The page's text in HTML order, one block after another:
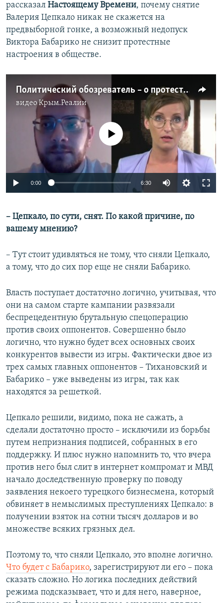
рассказал Настоящему Времени, почему снятие
Валерия Цепкало никак не скажется на
предвыборной гонке, а возможный недопуск
Виктора Бабарико не снизит протестные
настроения в обществе.
Политический обозреватель – о протестных настроениях белорусов, снятии Цепкало и о Бабарико в СИЗО
видеоКрым.Реалии
Auto
720p 1080p
No media source currently available
0:00 6:30
360p
1080p
– Цепкало, по сути, снят. По какой причине, по
вашему мнению?
– Тут стоит удивляться не тому, что сняли Цепкало,
а тому, что до сих пор еще не сняли Бабарико.
Власть поступает достаточно логично, учитывая, что
они на самом старте кампании развязали
беспрецедентную брутальную спецоперацию
против своих оппонентов. Совершенно было
логично, что нужно будет всех основных своих
конкурентов вывести из игры. Фактически двое из
трех самых главных оппонентов – Тихановский и
Бабарико – уже выведены из игры, так как
находятся за решеткой.
Цепкало решили, видимо, пока не сажать, а
сделали достаточно просто – исключили из борьбы
путем непризнания подписей, собранных в его
поддержку. И плюс нужно напомнить то, что вчера
против него был слит в интернет компромат и МВД
начало доследственную проверку по поводу
заявления некоего турецкого бизнесмена, который
обвиняет в немыслимых преступлениях Цепкало: в
получении взяток на сотни тысяч долларов и во
множестве всяких грязных дел.
Поэтому то, что сняли Цепкало, это вполне логично.
Что будет с Бабарико, зарегистрируют ли его – пока
сказать сложно. Но логика последних действий
режима подсказывает, что и для него, наверное,